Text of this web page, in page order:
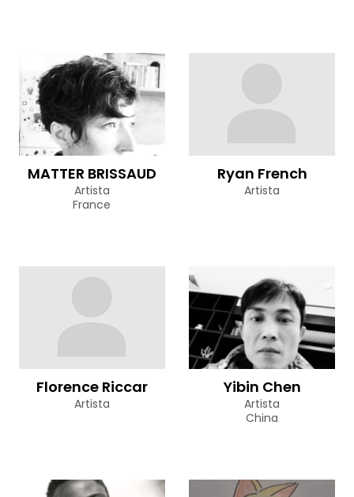
MATTER BRISSAUD
Artista
France
Ryan French
Artista
Florence Riccar
Artista
Yibin Chen
Artista
China